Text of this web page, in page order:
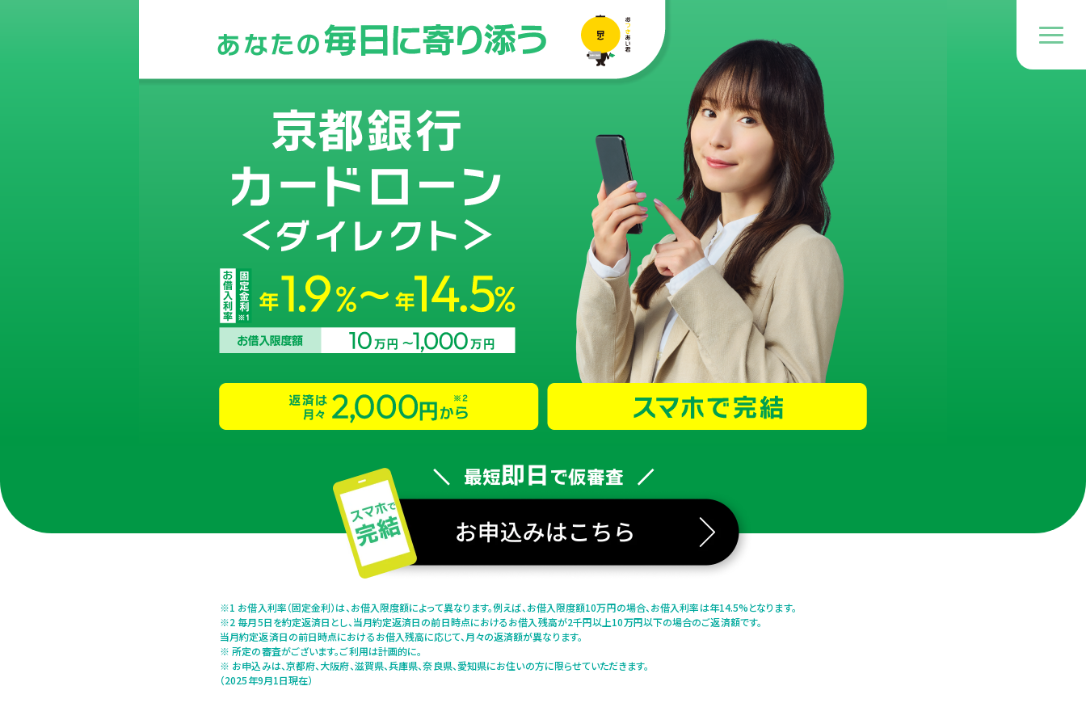
※1 お借入利率（固定金利）は、お借入限度額によって異なります。例えば、お借入限度額10万円の場合、お借入利率は年14.5%となります。
※2 毎月5日を約定返済日とし、当月約定返済日の前日時点におけるお借入残高が2千円以上10万円以下の場合のご返済額です。
当月約定返済日の前日時点におけるお借入残高に応じて、月々の返済額が異なります。
※ 所定の審査がございます。ご利用は計画的に。
※ お申込みは、京都府、大阪府、滋賀県、兵庫県、奈良県、愛知県にお住いの方に限らせていただきます。
（2025年9月1日現在）